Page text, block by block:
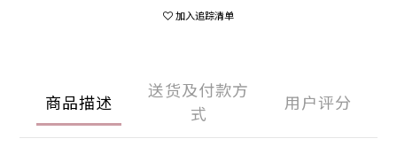
加入追踪清单
商品描述
送货及付款方
式
用户评分